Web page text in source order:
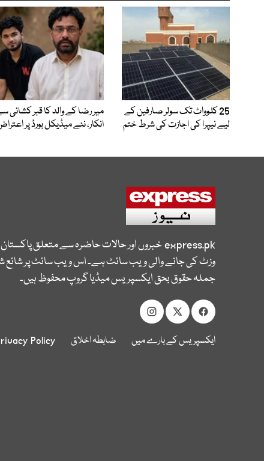
25 کلوواٹ تک سولر صارفین کے
لیے نیپرا کی اجازت کی شرط ختم
میر رضا کے والد کا قبر کشائی
انکار، نئے میڈیکل بورڈ پر
express.pkخبروں اور حالات حاضرہ سے متعلق
وزٹ کی جانے والی ویب سائٹ ہے۔ اس ویب سائٹ پر شائع
جملہ حقوق بحق ایکسپریس میڈیا گروپ محفوظ ہیں۔
ایکسپریس کے بارے میں ضابطہ اخلاق Policy